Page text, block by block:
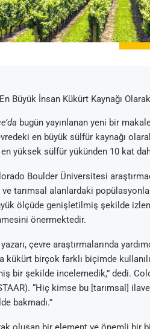
Büyük İnsan Kükürt Kaynağı
bugün yayınlanan yeni bir
en büyük sülfür kaynağı
en yüksek sülfür yükünden 10 kat
Boulder Üniversitesi
ve tarımsal alanlardaki
ölçüde genişletilmiş şekilde
önermektedir.
çevre araştırmalarında
kükürt birçok farklı biçimde
bir şekilde incelemedik,” dedi.
“Hiç kimse bu [tarımsal]
bakmadı.”